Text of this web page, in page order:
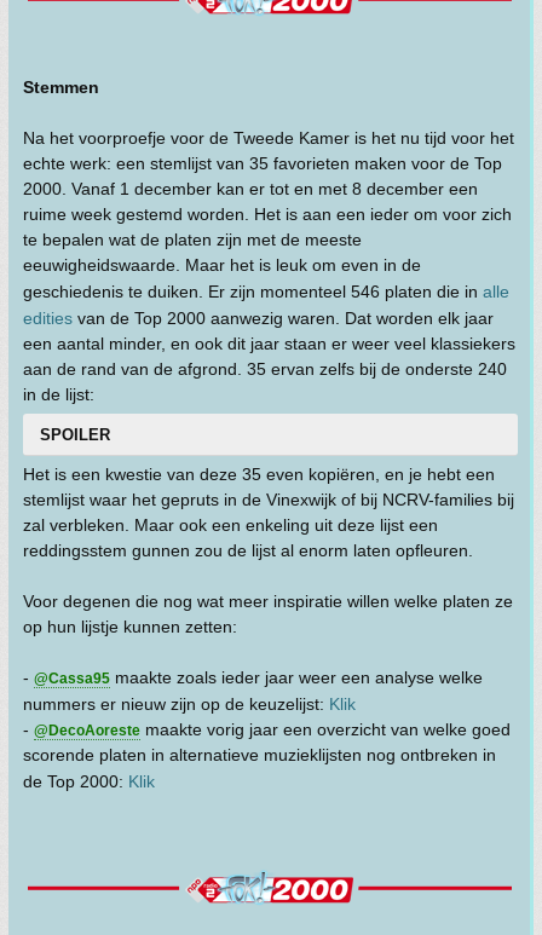
Stemmen
Na het voorproefje voor de Tweede Kamer is het nu tijd voor het
echte werk: een stemlijst van 35 favorieten maken voor de Top
2000. Vanaf 1 december kan er tot en met 8 december een
ruime week gestemd worden. Het is aan een ieder om voor zich
te bepalen wat de platen zijn met de meeste
eeuwigheidswaarde. Maar het is leuk om even in de
geschiedenis te duiken. Er zijn momenteel 546 platen die in alle
edities van de Top 2000 aanwezig waren. Dat worden elk jaar
een aantal minder, en ook dit jaar staan er weer veel klassiekers
aan de rand van de afgrond. 35 ervan zelfs bij de onderste 240
in de lijst:
SPOILER
Het is een kwestie van deze 35 even kopiëren, en je hebt een
stemlijst waar het gepruts in de Vinexwijk of bij NCRV-families bij
zal verbleken. Maar ook een enkeling uit deze lijst een
reddingsstem gunnen zou de lijst al enorm laten opfleuren.
Voor degenen die nog wat meer inspiratie willen welke platen ze
op hun lijstje kunnen zetten:
- @Cassa95 maakte zoals ieder jaar weer een analyse welke
nummers er nieuw zijn op de keuzelijst: Klik
- @DecoAoreste maakte vorig jaar een overzicht van welke goed
scorende platen in alternatieve muzieklijsten nog ontbreken in
de Top 2000: Klik